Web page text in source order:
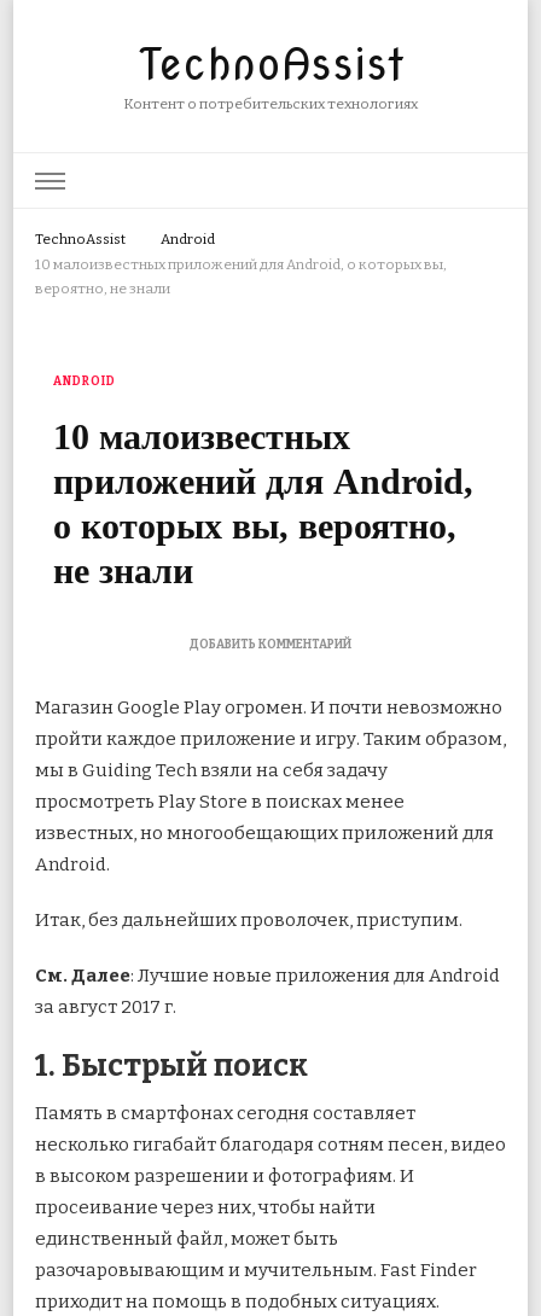
TechnoAssist
Контент о потребительских технологиях
TechnoAssist
Android
10 малоизвестных приложений для Android, о которых вы,
вероятно, не знали
ANDROID
10 малоизвестных
приложений для Android,
о которых вы, вероятно,
не знали
ДОБАВИТЬ КОММЕНТАРИЙК
МАЛОИЗВЕСТНЫХ
ДЛЯ
ANDROID,
КОТОРЫХ
ВЫ,
Магазин Google Play огромен. И почти невозможно
пройти каждое приложение и игру. Таким образом,
мы в Guiding Tech взяли на себя задачу
просмотреть Play Store в поисках менее
известных, но многообещающих приложений для
Android.
Итак,без дальнейших проволочек, приступим.
См. Далее: Лучшие новые приложения для Android
за август 2017 г.
1. Быстрый поиск
Память в смартфонах сегодня составляет
несколько гигабайт благодаря сотням песен, видео
в высоком разрешении и фотографиям. И
просеивание через них, чтобы найти
единственный файл, может быть
разочаровывающим и мучительным. Fast Finder
приходит на помощь в подобных ситуациях.